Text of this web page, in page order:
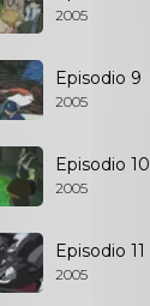
2005
Episodio 9
2005
Episodio 10
2005
Episodio 11
2005